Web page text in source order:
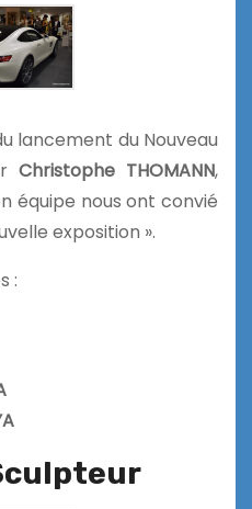
du Nouveau
Christophe THOMANN,
équipe nous ont convié
exposition ».
: